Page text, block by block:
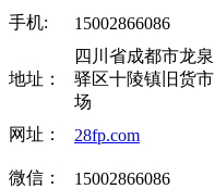
手机: 15002866086
地址：
四川省成都市龙泉
驿区十陵镇旧货市
场
网址：
28fp.com
微信： 15002866086